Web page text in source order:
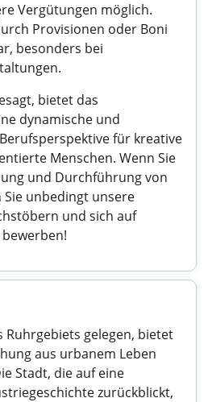
Vergütungen möglich.
Provisionen oder Boni
besonders bei
bietet das
dynamische und
für kreative
Menschen. Wenn Sie
und Durchführung von
Sie unbedingt unsere
und sich auf
Ruhrgebiets gelegen, bietet
aus urbanem Leben
Stadt, die auf eine
zurückblickt,